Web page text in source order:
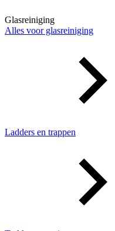
Glasreiniging
Alles voor glasreiniging
Ladders en trappen